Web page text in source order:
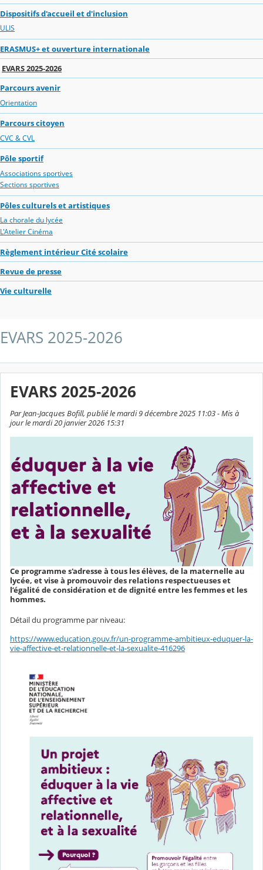
Dispositifs d'accueil et d'inclusion
ULIS
ERASMUS+ et ouverture internationale
EVARS 2025-2026
Parcours avenir
Orientation
Parcours citoyen
CVC & CVL
Pôle sportif
Associations sportives
Sections sportives
Pôles culturels et artistiques
La chorale du lycée
L'Atelier Cinéma
Règlement intérieur Cité scolaire
Revue de presse
Vie culturelle
EVARS 2025-2026
EVARS 2025-2026
Par Jean-Jacques Bofill, publié le mardi 9 décembre 2025 11:03 - Mis à
jour le mardi 20 janvier 2026 15:31
Ce programme s'adresse à tous les élèves, de la maternelle au
lycée, et vise à promouvoir des relations respectueuses et
l’égalité de considération et de dignité entre les femmes et les
hommes.
Détail du programme par niveau:
https://www.education.gouv.fr/un-programme-ambitieux-eduquer-la-
vie-affective-et-relationnelle-et-la-sexualite-416296